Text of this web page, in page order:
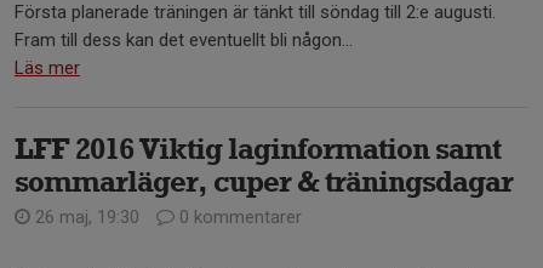
Första planerade träningen är tänkt till söndag till 2:e augusti.
Fram till dess kan det eventuellt bli någon...
Läs mer
LFF 2016 Viktig laginformation samt
sommarläger, cuper & träningsdagar
26 maj, 19:30 0 kommentarer